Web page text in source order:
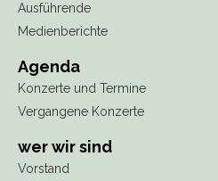
Ausführende
Medienberichte
Agenda
Konzerte und Termine
Vergangene Konzerte
wer wir sind
Vorstand